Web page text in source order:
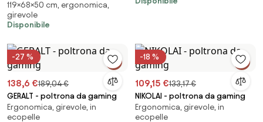
nera – 68x50x119 cm
119×68×50 cm, ergonomica,
girevole
Disponibile
-27 %
138,6 €189,04 €
GERALT - poltrona da gaming
Ergonomica, girevole, in
ecopelle
-18 %
109,15 €133,17 €
NIKOLAI - poltrona da gaming
Ergonomica, girevole, in
ecopelle